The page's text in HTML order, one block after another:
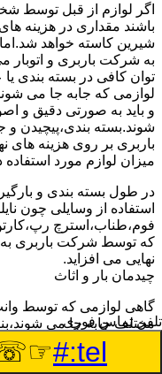
اگر لوازم از قبل توسط
باشند مقداری در هزینه
شیرین کاسته خواهد شد.اما
به شرکت باربری و اتوبار
توان کافی در بسته بندی
لوازمی که جابه جا می
و باید به صورتی دقیق و
شوند.بسته بندی،پیچیدن
باربری بر روی هزینه های
میزان لوازم مورد استفاده
در طول بسته بندی و
استفاده از وسایلی چون
فوم،طناب،استرچ
که توسط شرکت باربری به
نهایی می افزاید.
چیدمان بار و اثاث
گاهی لوازمی که توسط
مختلف جابه جا می
توسط شرکت باربری
قصر شیرین،افرادی را به
تلفن تماس فوری
tel:#